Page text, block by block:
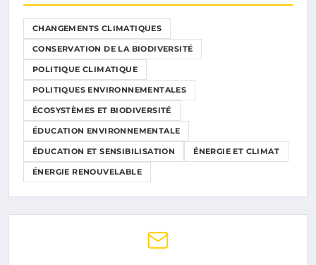
CHANGEMENTS CLIMATIQUES
CONSERVATION DE LA BIODIVERSITÉ
POLITIQUE CLIMATIQUE
POLITIQUES ENVIRONNEMENTALES
ÉCOSYSTÈMES ET BIODIVERSITÉ
ÉDUCATION ENVIRONNEMENTALE
ÉDUCATION ET SENSIBILISATION ÉNERGIE ET CLIMAT
ÉNERGIE RENOUVELABLE